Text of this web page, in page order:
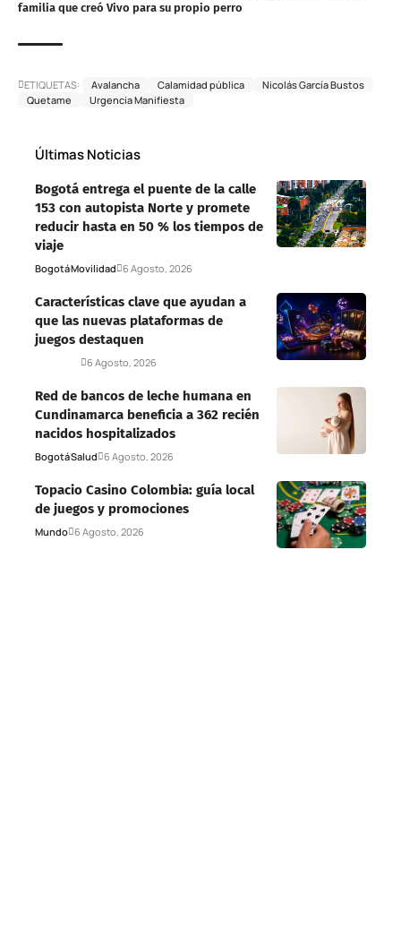
familia que creó Vivo para su propio perro
ETIQUETAS: Avalancha Calamidad pública
Nicolás García Bustos
Quetame
Urgencia Manifiesta
Últimas Noticias
Bogotá entrega el puente de la calle
153 con autopista Norte y promete
reducir hasta en 50 % los tiempos de
viaje
BogotáMovilidad 6 Agosto, 2026
Características clave que ayudan a
que las nuevas plataformas de
juegos destaquen
6 Agosto, 2026
Red de bancos de leche humana en
Cundinamarca beneficia a 362 recién
nacidos hospitalizados
BogotáSalud 6 Agosto, 2026
Topacio Casino Colombia: guía local
de juegos y promociones
Mundo 6 Agosto, 2026